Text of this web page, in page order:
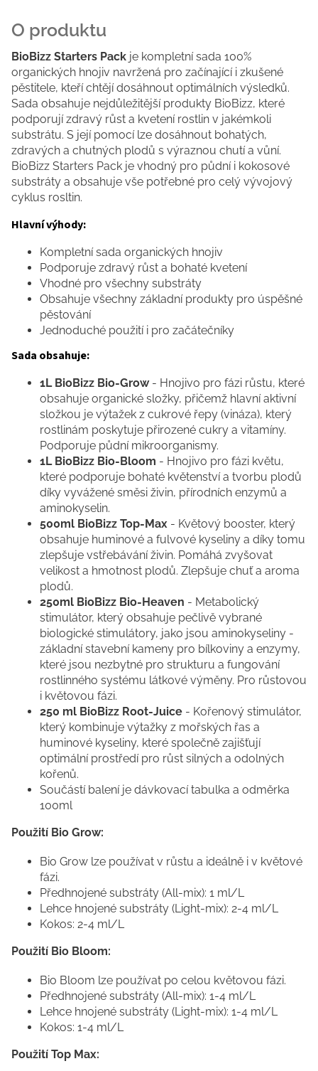
BioBizz Starters Pack je kompletní sada 100%
organických hnojiv navržená pro začínající i zkušené
pěstitele, kteří chtějí dosáhnout optimálních výsledků.
Sada obsahuje nejdůležitější produkty BioBizz, které
podporují zdravý růst a kvetení rostlin v jakémkoli
substrátu. S její pomocí lze dosáhnout bohatých,
zdravých a chutných plodů s výraznou chutí a vůní.
BioBizz Starters Pack je vhodný pro půdní i kokosové
substráty a obsahuje vše potřebné pro celý vývojový
cyklus rosltin.
Hlavní výhody:
Kompletní sada organických hnojiv
Podporuje zdravý růst a bohaté kvetení
Vhodné pro všechny substráty
Obsahuje všechny základní produkty pro úspěšné
pěstování
Jednoduché použití i pro začátečníky
Sada obsahuje:
1L BioBizz Bio-Grow- Hnojivo pro fázi růstu, které
obsahuje organické složky, přičemž hlavní aktivní
složkou je výtažek z cukrové řepy (vináza), který
rostlinám poskytuje přirozené cukry a vitamíny.
Podporuje půdní mikroorganismy.
1L BioBizz Bio-Bloom - Hnojivo pro fázi květu,
které podporuje bohaté květenství a tvorbu plodů
díky vyvážené směsi živin, přírodních enzymů a
aminokyselin.
500ml BioBizz Top-Max - Květový booster, který
obsahuje huminové a fulvové kyseliny a díky tomu
zlepšuje vstřebávání živin. Pomáhá zvyšovat
velikost a hmotnost plodů. Zlepšuje chuť a aroma
plodů.
250ml BioBizz Bio-Heaven - Metabolický
stimulátor, který obsahuje pečlivě vybrané
biologické stimulátory, jako jsou aminokyseliny -
základní stavební kameny pro bílkoviny a enzymy,
které jsou nezbytné pro strukturu a fungování
rostlinného systému látkové výměny. Pro růstovou
i květovou fázi.
250 ml BioBizz Root-Juice - Kořenový stimulátor,
který kombinuje výtažky z mořských řas a
huminové kyseliny, které společně zajišťují
optimální prostředí pro růst silných a odolných
kořenů.
Součástí balení je dávkovací tabulka a odměrka
100ml
Použití Bio Grow:
Bio Grow lze používat v růstu a ideálně i v květové
fázi.
Předhnojené substráty (All-mix): 1 ml/L
Lehce hnojené substráty (Light-mix): 2-4 ml/L
Kokos: 2-4 ml/L
Použití Bio Bloom:
Bio Bloom lze používat po celou květovou fázi.
Předhnojené substráty (All-mix): 1-4 ml/L
Lehce hnojené substráty (Light-mix): 1-4 ml/L
Kokos: 1-4 ml/L
Použití Top Max: